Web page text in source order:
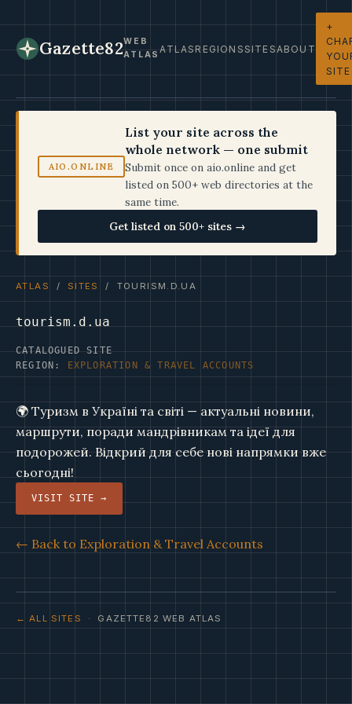
Gazette82WEB
ATLASATLASREGIONSSITESABOUT
+
SITE
AIO.ONLINE
List your site across the
whole network — one submit
Submit once on aio.online and get
listed on 500+ web directories at the
same time.
Get listed on 500+ sites →
ATLAS / SITES / TOURISM.D.UA
tourism.d.ua
CATALOGUED SITE
REGION:
EXPLORATION & TRAVEL ACCOUNTS
🌍 Туризм в Україні та світі — актуальні новини,
маршрути, поради мандрівникам та ідеї для
подорожей. Відкрий для себе нові напрямки вже
сьогодні!
VISIT SITE →
← Back to Exploration & Travel Accounts
← ALL SITES · GAZETTE82 WEB ATLAS